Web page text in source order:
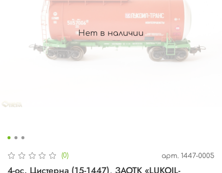
Нет в наличии
(0) арт. 1447-0005
4-ос. Цистерна (15-1447), ЗАОТК «LUKOIL-